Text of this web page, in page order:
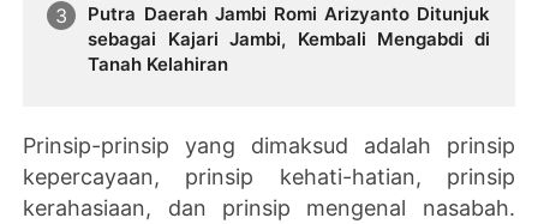
Putra Daerah Jambi Romi Arizyanto Ditunjuk
sebagai Kajari Jambi, Kembali Mengabdi di
Tanah Kelahiran
Prinsip-prinsip yang dimaksud adalah prinsip
kepercayaan, prinsip kehati-hatian, prinsip
kerahasiaan, dan prinsip mengenal nasabah.